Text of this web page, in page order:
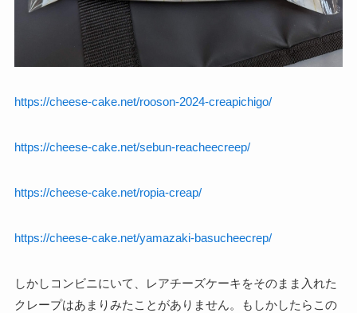
https://cheese-cake.net/rooson-2024-creapichigo/
https://cheese-cake.net/sebun-reacheecreep/
https://cheese-cake.net/ropia-creap/
https://cheese-cake.net/yamazaki-basucheecrep/
しかしコンビニにいて、レアチーズケーキをそのまま入れた
クレープはあまりみたことがありません。もしかしたらこの